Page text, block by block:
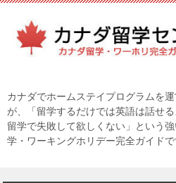
カナダでホームステイプログラムを
が、「留学するだけでは英語は話せ
留学で失敗して欲しくない」という
学・ワーキングホリデー完全ガイドで